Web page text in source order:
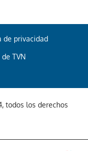
de privacidad
TVN
todos los derechos